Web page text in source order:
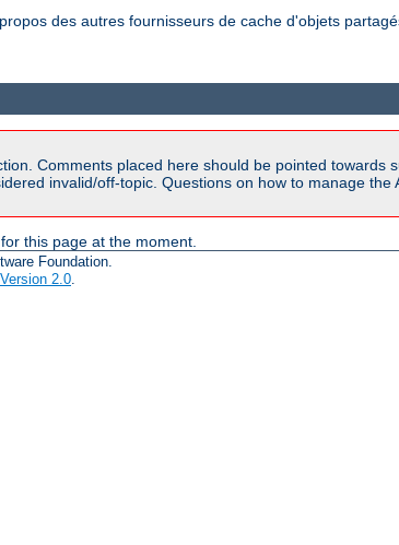
des autres fournisseurs de cache d'objets
Comments placed here should be pointed
invalid/off-topic. Questions on how to manage
this page at the moment.
Foundation.
2.0.